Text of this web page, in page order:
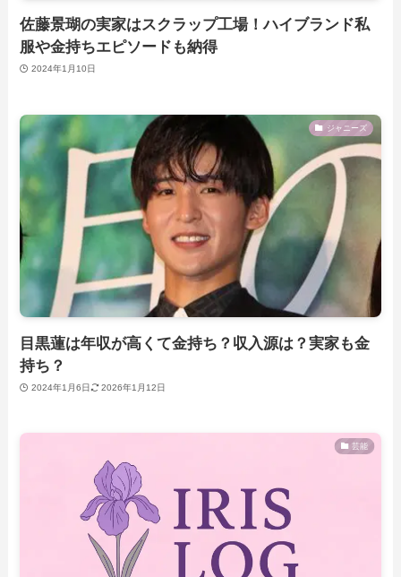
佐藤景瑚の実家はスクラップ工場！ハイブランド私
服や金持ちエピソードも納得
2024年1月10日
ジャニーズ
目黒蓮は年収が高くて金持ち？収入源は？実家も金
持ち？
2024年1月6日 2026年1月12日
芸能